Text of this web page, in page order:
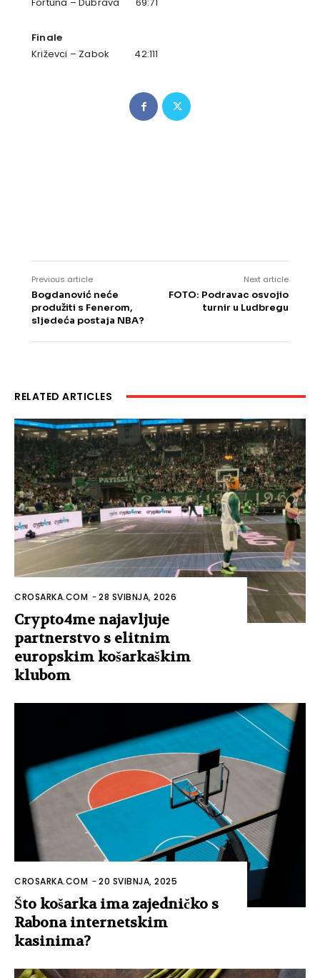
Fortuna – Dubrava 69:71
Finale
Križevci – Zabok 42:111
Previous article
Bogdanović neće
produžiti s Fenerom,
sljedeća postaja NBA?
Next article
FOTO: Podravac osvojio
turnir u Ludbregu
RELATED ARTICLES
CROSARKA.COM -28 SVIBNJA, 2026
Crypto4me najavljuje
partnerstvo s elitnim
europskim košarkaškim
klubom
CROSARKA.COM -20 SVIBNJA, 2025
Što košarka ima zajedničko s
Rabona internetskim
kasinima?